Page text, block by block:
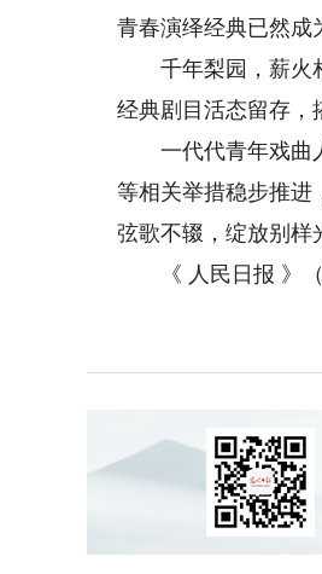
青春演绎经典已然成
千年梨园，薪火相
经典剧目活态留存，
一代代青年戏曲人
等相关举措稳步推进
弦歌不辍，绽放别样
《 人民日报 》（